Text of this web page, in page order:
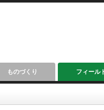
ものづくり フィール